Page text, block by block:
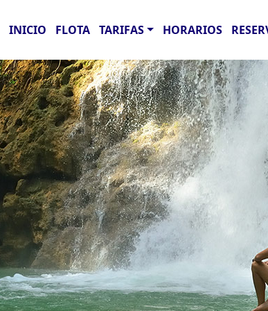
INICIO FLOTA TARIFAS HORARIOS